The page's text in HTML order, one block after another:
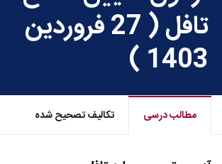
تافل ( 27 فروردین
1403 )
مطالب درسی تکالیف تصحیح شده